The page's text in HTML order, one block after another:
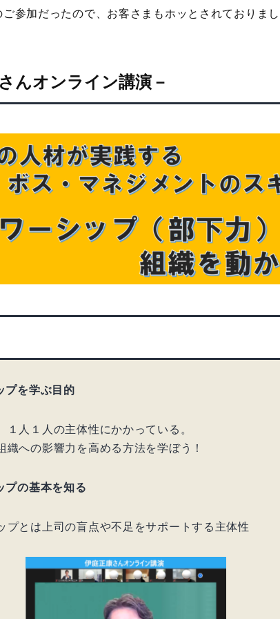
参加だったので、お客さまもホッとされておりま
んオンライン講演 －
プを学ぶ目的
人１人の主体性にかかっている。
への影響力を高める方法を学ぼう！
プの基本を知る
とは上司の盲点や不足をサポートする主体性